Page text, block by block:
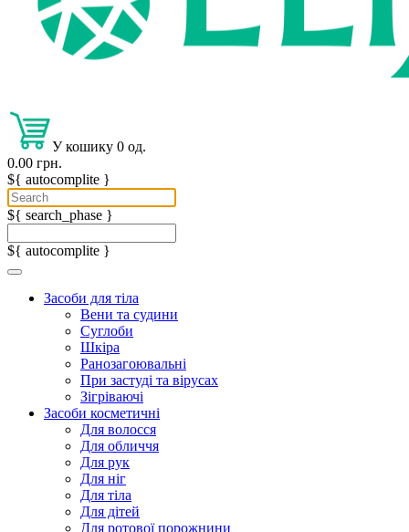
У кошику 0 од.
0.00 грн.
${ autocomplite }
${ search_phase }
${ autocomplite }
Засоби для тіла
Вени та судини
Суглоби
Шкіра
Ранозагоювальні
При застуді та вірусах
Зігріваючі
Засоби косметичні
Для волосся
Для обличчя
Для рук
Для ніг
Для тіла
Для дітей
Для ротової порожнини